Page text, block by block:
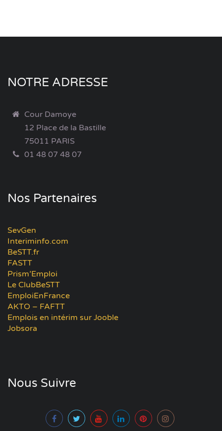
NOTRE ADRESSE
Cour Damoye
12 Place de la Bastille
75011 PARIS
01 48 07 48 07
Nos Partenaires
SevGen
Interiminfo.com
BeSTT.fr
FASTT
Prism’Emploi
Le ClubBeSTT
EmploiEnFrance
AKTO – FAFTT
Emplois en intérim sur Jooble
Jobsora
Nous Suivre